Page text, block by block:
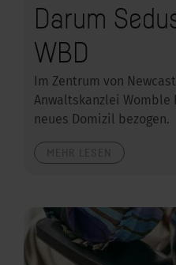
Darum
WBD
Im Zentrum von
Anwaltskanzlei Womble
neues Domizil bezogen.